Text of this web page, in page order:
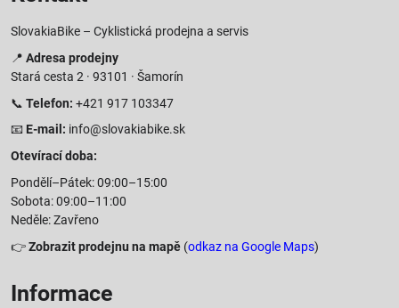
SlovakiaBike – Cyklistická prodejna a servis
📍 Adresa prodejny
Stará cesta 2 · 93101 · Šamorín
📞 Telefon: +421 917 103347
📧 E-mail: info@slovakiabike.sk
Otevírací doba:
Pondělí–Pátek: 09:00–15:00
Sobota: 09:00–11:00
Neděle: Zavřeno
👉Zobrazit prodejnu na mapě (odkaz na Google Maps)
Informace